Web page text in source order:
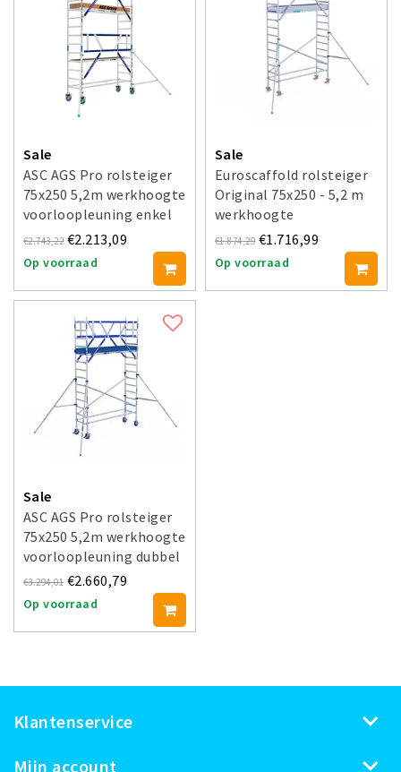
Sale
ASC AGS Pro rolsteiger
75x250 5,2m werkhoogte
voorloopleuning enkel
€2.743,22 €2.213,09
Op voorraad
Sale
Euroscaffold rolsteiger
Original 75x250 - 5,2 m
werkhoogte
€1.874,29 €1.716,99
Op voorraad
Sale
ASC AGS Pro rolsteiger
75x250 5,2m werkhoogte
voorloopleuning dubbel
€3.294,01 €2.660,79
Op voorraad
Klantenservice
Mijn account